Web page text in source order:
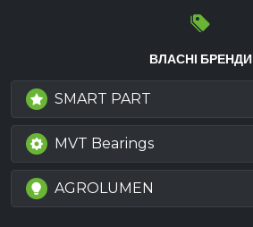
ВЛАСНІ БРЕНДИ
SMART PART
MVT Bearings
AGROLUMEN